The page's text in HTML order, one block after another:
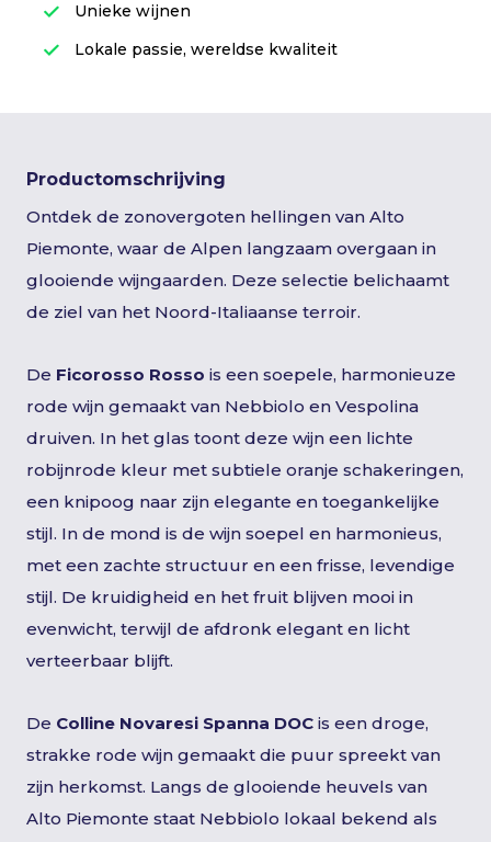
Unieke wijnen
Lokale passie, wereldse kwaliteit
Productomschrijving
Ontdek de zonovergoten hellingen van Alto
Piemonte, waar de Alpen langzaam overgaan in
glooiende wijngaarden. Deze selectie belichaamt
de ziel van het Noord-Italiaanse terroir.
De Ficorosso Rosso is een soepele, harmonieuze
rode wijn gemaakt van Nebbiolo en Vespolina
druiven. In het glas toont deze wijn een lichte
robijnrode kleur met subtiele oranje schakeringen,
een knipoog naar zijn elegante en toegankelijke
stijl. In de mond is de wijn soepel en harmonieus,
met een zachte structuur en een frisse, levendige
stijl. De kruidigheid en het fruit blijven mooi in
evenwicht, terwijl de afdronk elegant en licht
verteerbaar blijft.
De Colline Novaresi Spanna DOC is een droge,
strakke rode wijn gemaakt die puur spreekt van
zijn herkomst. Langs de glooiende heuvels van
Alto Piemonte staat Nebbiolo lokaal bekend als